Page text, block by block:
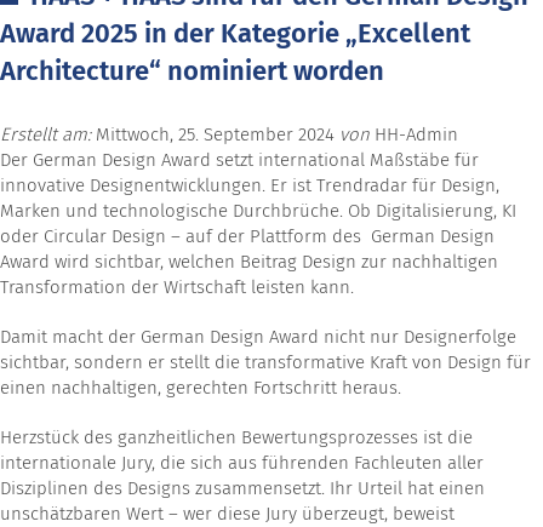
KONTAKT
Award 2025 in der Kategorie „Excellent
Architecture“ nominiert worden
Erstellt am:Mittwoch, 25. September 2024 von HH-Admin
Der German Design Award setzt international Maßstäbe für
innovative Designentwicklungen. Er ist Trendradar für Design,
Marken und technologische Durchbrüche. Ob Digitalisierung, KI
oder Circular Design – auf der Plattform des German Design
Award wird sichtbar, welchen Beitrag Design zur nachhaltigen
Transformation der Wirtschaft leisten kann.
Damit macht der German Design Award nicht nur Designerfolge
sichtbar, sondern er stellt die transformative Kraft von Design für
einen nachhaltigen, gerechten Fortschritt heraus.
Herzstück des ganzheitlichen Bewertungsprozesses ist die
internationale Jury, die sich aus führenden Fachleuten aller
Disziplinen des Designs zusammensetzt. Ihr Urteil hat einen
unschätzbaren Wert – wer diese Jury überzeugt, beweist